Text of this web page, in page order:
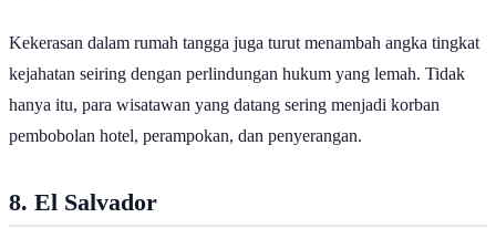
Kekerasan dalam rumah tangga juga turut menambah angka tingkat
kejahatan seiring dengan perlindungan hukum yang lemah. Tidak
hanya itu, para wisatawan yang datang sering menjadi korban
pembobolan hotel, perampokan, dan penyerangan.
8. El Salvador